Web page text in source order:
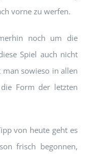
vorne zu werfen.
noch um die
Spiel auch nicht
sowieso in allen
Form der letzten
von heute geht es
frisch begonnen,